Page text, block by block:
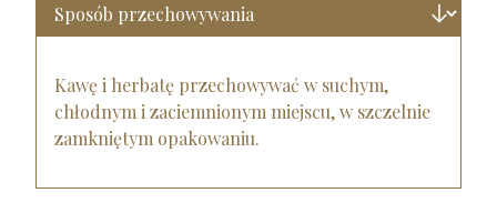
Kawę i herbatę przechowywać w suchym,
chłodnym i zaciemnionym miejscu, w szczelnie
zamkniętym opakowaniu.